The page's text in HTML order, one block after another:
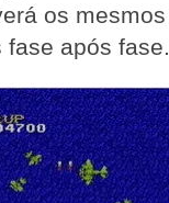
os
fase após fase.